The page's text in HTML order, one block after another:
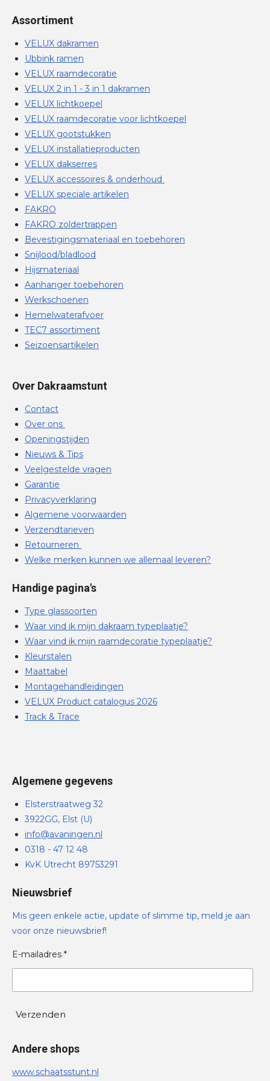
Assortiment
VELUX dakramen
Ubbink ramen
VELUX raamdecoratie
VELUX 2 in 1 - 3 in 1 dakramen
VELUX lichtkoepel
VELUX raamdecoratie voor lichtkoepel
VELUX gootstukken
VELUX installatieproducten
VELUX dakserres
VELUX accessoires & onderhoud
VELUX speciale artikelen
FAKRO
FAKRO zoldertrappen
Bevestigingsmateriaal en toebehoren
Snijlood/bladlood
Hijsmateriaal
Aanhanger toebehoren
Werkschoenen
Hemelwaterafvoer
TEC7 assortiment
Seizoensartikelen
Over Dakraamstunt
Contact
Over ons
Openingstijden
Nieuws & Tips
Veelgestelde vragen
Garantie
Privacyverklaring
Algemene voorwaarden
Verzendtarieven
Retourneren
Welke merken kunnen we allemaal leveren?
Handige pagina's
Type glassoorten
Waar vind ik mijn dakraam typeplaatje?
Waar vind ik mijn raamdecoratie typeplaatje?
Kleurstalen
Maattabel
Montagehandleidingen
VELUX Product catalogus 2026
Track & Trace
Algemene gegevens
Elsterstraatweg 32
3922GG, Elst (U)
info@avaningen.nl
0318 - 47 12 48
KvK Utrecht 89753291
Nieuwsbrief
Mis geen enkele actie, update of slimme tip, meld je aan
voor onze nieuwsbrief!
E-mailadres *
Verzenden
Andere shops
www.schaatsstunt.nl